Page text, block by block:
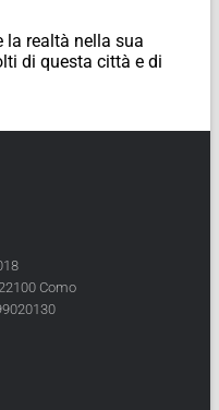
la realtà nella sua
di questa città e di
Como